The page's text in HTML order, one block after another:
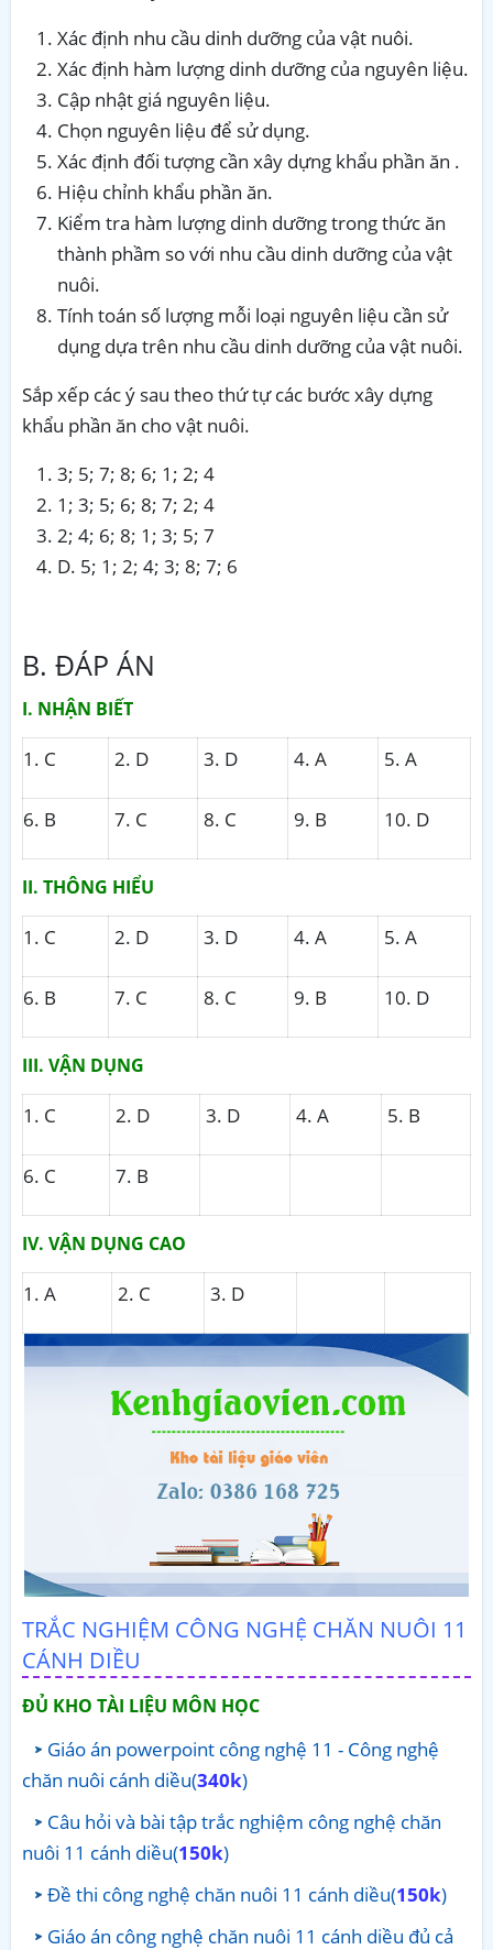
Xác định nhu cầu dinh dưỡng của vật nuôi.
Xác định hàm lượng dinh dưỡng của nguyên liệu.
Cập nhật giá nguyên liệu.
Chọn nguyên liệu để sử dụng.
Xác định đối tượng cần xây dựng khẩu phần ăn .
Hiệu chỉnh khẩu phần ăn.
Kiểm tra hàm lượng dinh dưỡng trong thức ăn
thành phầm so với nhu cầu dinh dưỡng của vật
nuôi.
Tính toán số lượng mỗi loại nguyên liệu cần sử
dụng dựa trên nhu cầu dinh dưỡng của vật nuôi.
Sắp xếp các ý sau theo thứ tự các bước xây dựng
khẩu phần ăn cho vật nuôi.
3; 5; 7; 8; 6; 1; 2; 4
1; 3; 5; 6; 8; 7; 2; 4
2; 4; 6; 8; 1; 3; 5; 7
D. 5; 1; 2; 4; 3; 8; 7; 6
B. ĐÁP ÁN
I. NHẬN BIẾT
1. C 2. D 3. D 4. A 5. A
6. B 7. C 8. C 9. B 10. D
II. THÔNG HIỂU
1. C 2. D 3. D 4. A 5. A
6. B 7. C 8. C 9. B 10. D
III. VẬN DỤNG
1. C 2. D 3. D 4. A 5. B
6. C 7. B
IV. VẬN DỤNG CAO
1. A 2. C 3. D
TRẮC NGHIỆM CÔNG NGHỆ CHĂN NUÔI 11
CÁNH DIỀU
ĐỦ KHO TÀI LIỆU MÔN HỌC
Giáo án powerpoint công nghệ 11 - Công nghệ
chăn nuôi cánh diều(340k)
Câu hỏi và bài tập trắc nghiệm công nghệ chăn
nuôi 11 cánh diều(150k)
Đề thi công nghệ chăn nuôi 11 cánh diều(150k)
Giáo án công nghệ chăn nuôi 11 cánh diều đủ cả